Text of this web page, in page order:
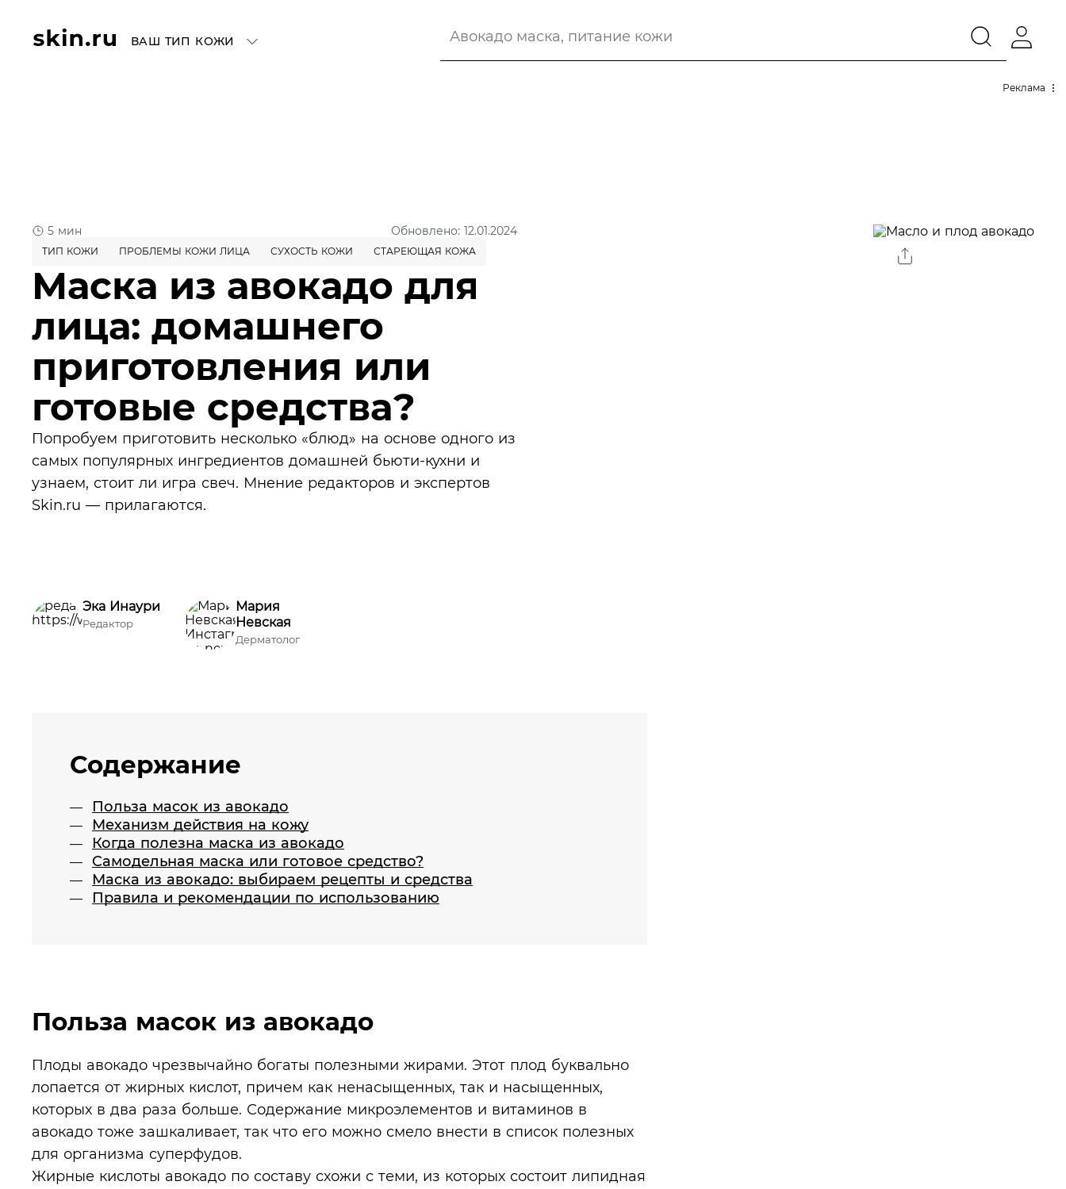
ВАШ ТИП КОЖИ
Реклама
5 мин Обновлено: 12.01.2024
ТИП КОЖИ ПРОБЛЕМЫ КОЖИ ЛИЦА СУХОСТЬ КОЖИ СТАРЕЮЩАЯ КОЖА
Маска из авокадо для
лица: домашнего
приготовления или
готовые средства?
Попробуем приготовить несколько «блюд» на основе одного из
самых популярных ингредиентов домашней бьюти-кухни и
узнаем, стоит ли игра свеч. Мнение редакторов и экспертов
Skin.ru — прилагаются.
Эка Инаури
Редактор
Мария
Невская
Дерматолог
Содержание
Польза масок из авокадо
Механизм действия на кожу
Когда полезна маска из авокадо
Cамодельная маска или готовое средство?
Маска из авокадо: выбираем рецепты и средства
Правила и рекомендации по использованию
Польза масок из авокадо
Плоды авокадо чрезвычайно богаты полезными жирами. Этот плод буквально
лопается от жирных кислот, причем как ненасыщенных, так и насыщенных,
которых в два раза больше. Содержание микроэлементов и витаминов в
авокадо тоже зашкаливает, так что его можно смело внести в список полезных
для организма суперфудов.
Жирные кислоты авокадо по составу схожи с теми, из которых состоит липидная